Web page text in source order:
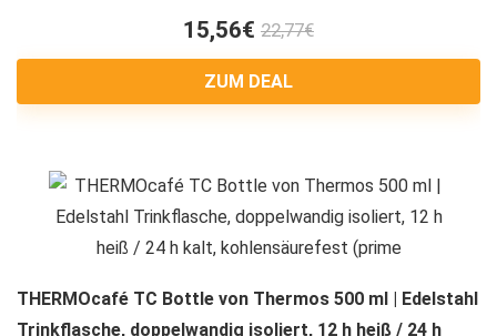
15,56€ 22,77€
ZUM DEAL
THERMOcafé TC Bottle von Thermos 500 ml | Edelstahl
Trinkflasche, doppelwandig isoliert, 12 h heiß / 24 h